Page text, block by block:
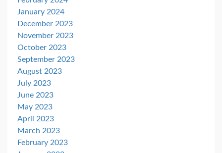
January 2024
December 2023
November 2023
October 2023
September 2023
August 2023
July 2023
June 2023
May 2023
April 2023
March 2023
February 2023